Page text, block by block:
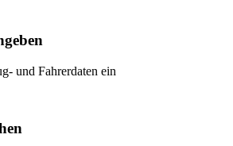
und Fahrerdaten ein